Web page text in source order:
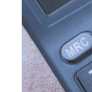
berbeda-
disesuaikan
Indeks